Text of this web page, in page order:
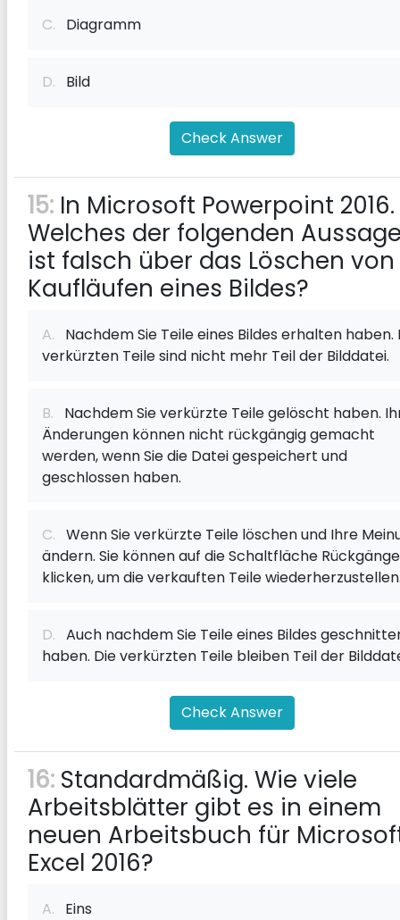
C. Diagramm
D. Bild
Check Answer
15: In Microsoft Powerpoint 2016.
Welches der folgenden
ist falsch über das Löschen von
Kaufläufen eines Bildes?
A. Nachdem Sie Teile eines Bildes erhalten haben.
verkürzten Teile sind nicht mehr Teil der Bilddatei.
B. Nachdem Sie verkürzte Teile gelöscht haben.
Änderungen können nicht rückgängig gemacht
werden, wenn Sie die Datei gespeichert und
geschlossen haben.
C. Wenn Sie verkürzte Teile löschen und Ihre
ändern. Sie können auf die Schaltfläche
klicken, um die verkauften Teile
D. Auch nachdem Sie Teile eines Bildes
haben. Die verkürzten Teile bleiben Teil der
Check Answer
16: Standardmäßig. Wie viele
Arbeitsblätter gibt es in einem
neuen Arbeitsbuch für
Excel 2016?
A. Eins